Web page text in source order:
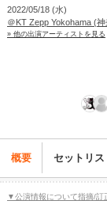
2022/05/18 (水)
＠KT Zepp Yokohama (
» 他の出演アーティストを見る
概要 セットリス
▼公演情報について指摘/訂